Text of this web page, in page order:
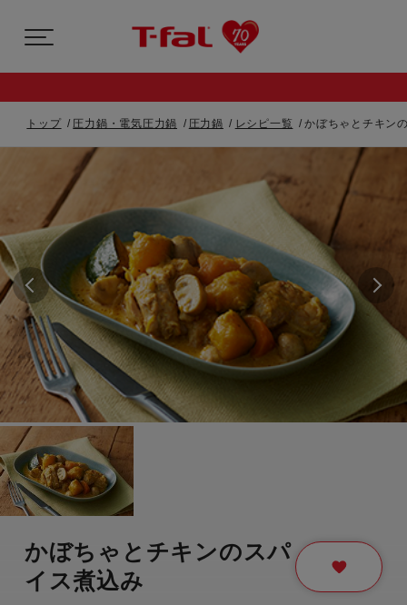
トップ 圧力鍋・電気圧力鍋 圧力鍋 レシピ一覧 かぼちゃとチキン
かぼちゃとチキンのスパ
イス煮込み